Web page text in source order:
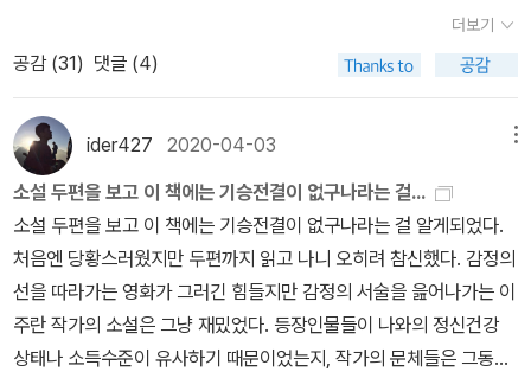
색쯤 되는 빛깔이 어울릴 법한 작품들이 이어진다.한 사람을 위한 마
음 죽은 언니의 딸(조카)과 어머니와 나(이모)가 살아가는 이야기.
임감을 느끼지만 그것이 부담스럽지만은 않다. 어버이날에 송이는 죽
은 언니의 사진 앞에 카네이션을 놓고 세 여자가 운다. 죽은 언니를
그리워지만 어둡기보다 따스하고 밝은 햇살이 이미지로 다가오는 예
쁘고 사랑스러운 이야기였다. 넌 쉽게 말했지만 서울에서 업무에 시
달리며 자신을 잃어버렸던 시간을 뒤로하고 고향으로 돌아온 나는 어
머니와 둘이서 산다. 맛있는 음식을 만들고 아파트 놀이터에서 노는
아이들과 인사를 하고, 친구와 1박2일 여행을 하고, 남이 아닌 자신과
살아보는 시간을 갖고 싶다는 주인공의 평범하면서도 절박하고 진솔
병원에 다니는 일은 길게 이어졌다. 외투를 챙겨 입을 정도의 계절까
지 나는 이비인후과에 다녔다. 이제는 정기적으로 병원에 가서 체크
를 해야 한다. 의사는 진료를 하면서 나의 귀, 그러니까 고막을 보여주
었다. 나의 일부지만 나는 한 번도 볼 수 없었던 나의 고막을 화면을
통해 마주하는 건 이상한 일이었다.​병원에 다니는 일은 피곤한 일이
다. 아픈 몸을 달래며 하루하루 생활하는 일도 마찬가지다. 귀가 아파
서 병원에 갈 일은 없을 거라고 생각한 나에게 뭐든 일어날 수 있다고
경고하는 것처럼 느껴졌다. 그저 귀가 아픈 정도인데도 심신은 무너
졌다. 다른 누구를 챙길 여력이 남지 않았다. 정말 나만을 위한 날들이
었다. 이주란의 단편집 『한 사람을 위한 마음』처럼 내게는 나를 위한
마음이 필요했고 존재했다. 이주란의 소설은 나에게 그런 마음을 안
더보기
공감 (31) 댓글 (4)
ider427 2020-04-03
소설 두편을 보고 이 책에는 기승전결이 없구나라는 걸...
소설 두편을 보고 이 책에는 기승전결이 없구나라는 걸 알게되었다.
처음엔 당황스러웠지만 두편까지 읽고 나니 오히려 참신했다. 감정의
선을 따라가는 영화가 그러긴 힘들지만 감정의 서술을 읊어나가는 이
주란 작가의 소설은 그냥 재밌었다. 등장인물들이 나와의 정신건강
상태나 소득수준이 유사하기 때문이었는지, 작가의 문체들은 그동안